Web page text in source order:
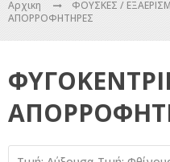
Αρχικη ΦΟΥΣΚΕΣ /
ΑΠΟΡΡΟΦΗΤΗΡΕΣ